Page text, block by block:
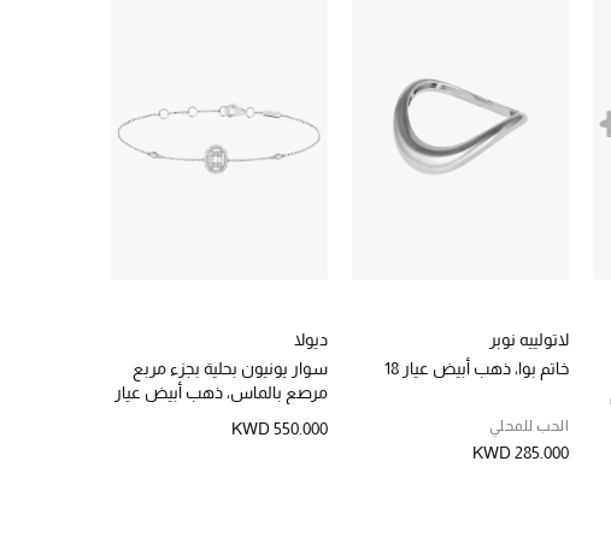
لاتولييه نوبر
خاتم بوا، ذهب أبيض عيار 18
الحب للمحلي
KWD 285.000
ديولا
سوار يونيون بحلية بجزء مربع
مرصع بالماس، ذهب أبيض عيار
KWD 550.000